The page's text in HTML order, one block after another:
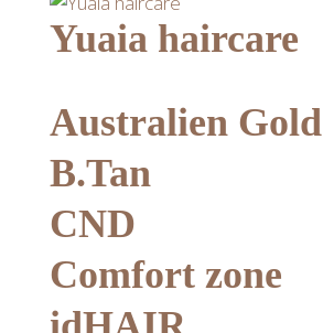
Yuaia haircare
Australien Gold
B.Tan
CND
Comfort zone